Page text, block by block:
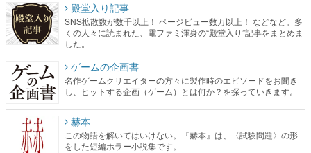
殿堂入り記事
SNS拡散数が数千以上！ ページビュー数万以上！ などなど。多
くの人々に読まれた、電ファミ渾身の“殿堂入り”記事をまとめま
した。
ゲームの企画書
名作ゲームクリエイターの方々に製作時のエピソードをお聞き
し、ヒットする企画（ゲーム）とは何か？を探っていきます。
赫本
この物語を解いてはいけない。『赫本』は、〈試験問題〉の形
をした短編ホラー小説集です。